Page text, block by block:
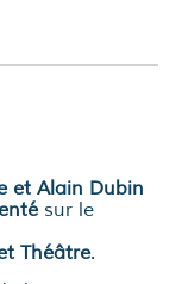
et Alain Dubin
sur le
Théâtre.